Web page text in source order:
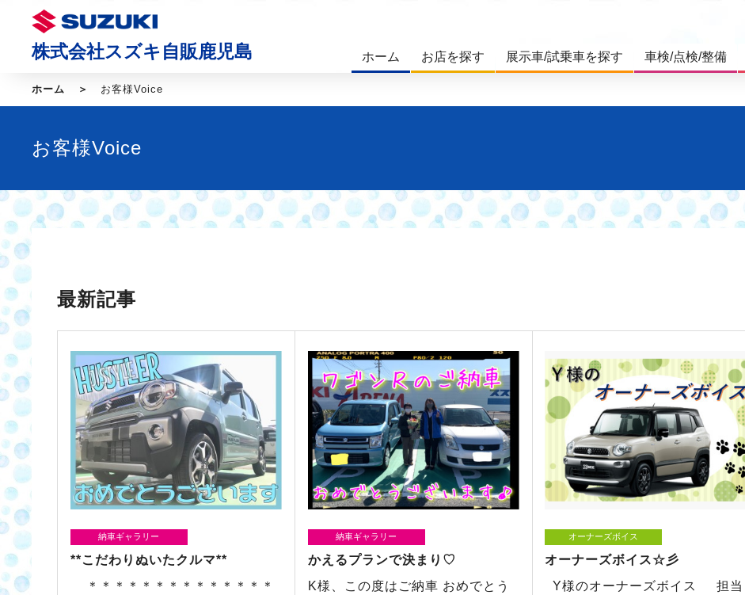
株式会社スズキ自販鹿児島 ホーム お店を探す 展示車/試乗車を探す 車検/点検/整備
ホーム お客様Voice
お客様Voice
最新記事
納車ギャラリー
**こだわりぬいたクルマ**
＊＊＊＊＊＊＊＊＊＊＊＊＊＊
納車ギャラリー
かえるプランで決まり♡
K様、この度はご納車 おめでとう
オーナーズボイス
オーナーズボイス☆彡
Y様のオーナーズボイス 担当